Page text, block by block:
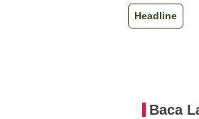
Headline
Baca